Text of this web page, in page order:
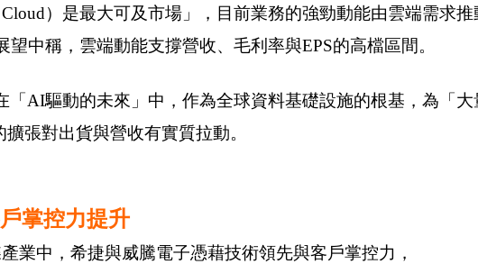
）是最大可及市場」，目前業務的強勁動能由雲端需求推
望中稱，雲端動能支撐營收、毛利率與EPS的高檔區間。
「AI驅動的未來」中，作為全球資料基礎設施的根基，為「
張對出貨與營收有實質拉動。
掌控力提升
業中，希捷與威騰電子憑藉技術領先與客戶掌控力，